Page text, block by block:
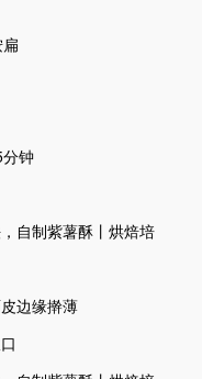
钟
边缘擀薄